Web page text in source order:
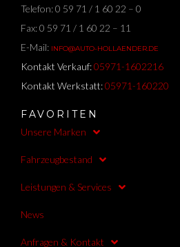
Telefon: 0 59 71 / 1 60 22 – 0
Fax: 0 59 71 / 1 60 22 – 11
E-Mail: INFO@AUTO-HOLLAENDER.DE
Kontakt Verkauf:05971-1602216
Kontakt Werkstatt:05971-160220
FAVORITEN
Unsere Marken
Fahrzeugbestand
Leistungen & Services
News
Anfragen & Kontakt